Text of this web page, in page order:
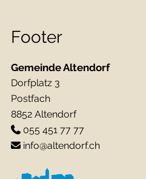
Footer
Gemeinde Altendorf
Dorfplatz 3
Postfach
8852 Altendorf
055 451 77 77
info@altendorf.ch